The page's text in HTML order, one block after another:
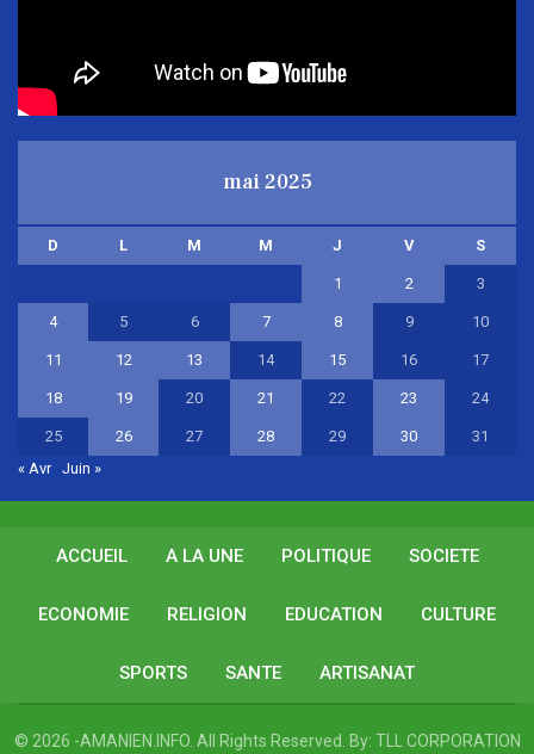
mai 2025
D L M M J V S
1 2 3
4 5 6 7 8 9 10
11 12 13 14 15 16 17
18 19 20 21 22 23 24
25 26 27 28 29 30
31
« Avr Juin »
ACCUEIL A LA UNE POLITIQUE SOCIETE
ECONOMIE RELIGION EDUCATION CULTURE
SPORTS SANTE ARTISANAT
© 2026 -AMANIEN.INFO. All Rights Reserved. By: TLL CORPORATION